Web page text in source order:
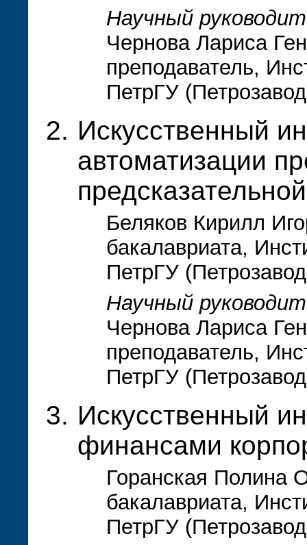
Научный
Чернова Лариса
преподаватель,
ПетрГУ
Искусственный
автоматизации
Беляков Кирилл
бакалавриата,
ПетрГУ
Научный
Чернова Лариса
преподаватель,
ПетрГУ
Искусственный
финансами
Горанская Полина
бакалавриата,
ПетрГУ